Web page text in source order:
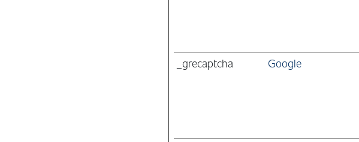
_grecaptcha Google